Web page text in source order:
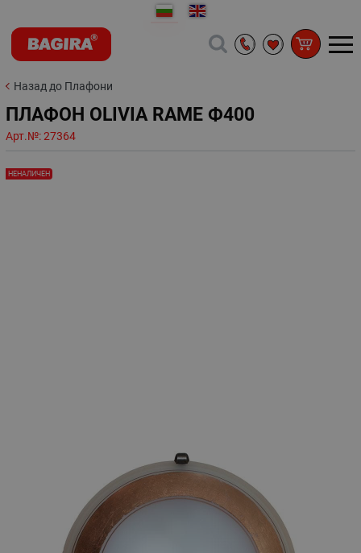
Назад до Плафони
ПЛАФОН OLIVIA RAME Ф400
Арт.№:27364
НЕНАЛИЧЕН